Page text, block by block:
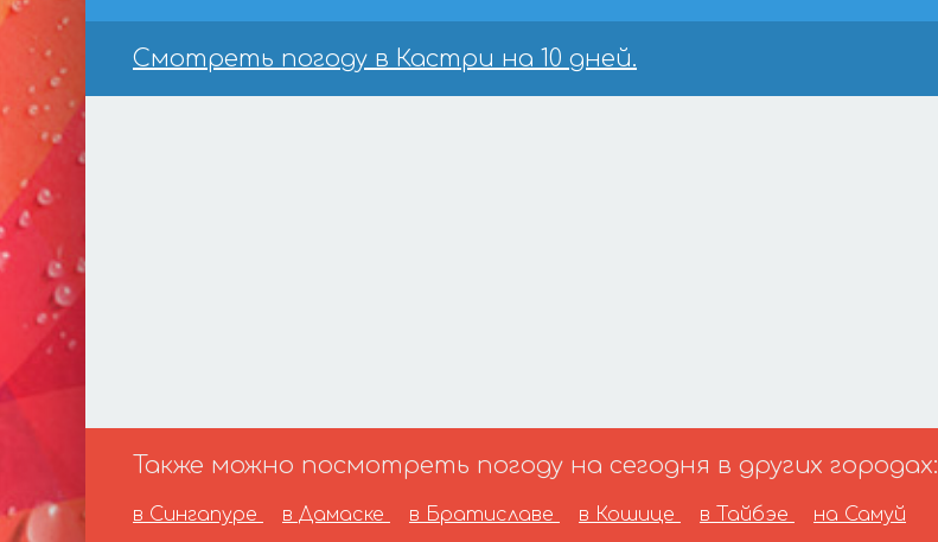
Смотреть погоду в Кастри на 10 дней.
Также можно посмотреть погоду на сегодня в других городах:
в Сингапуре в Дамаске в Братиславе в Кошице в Тайбэе на Самуй